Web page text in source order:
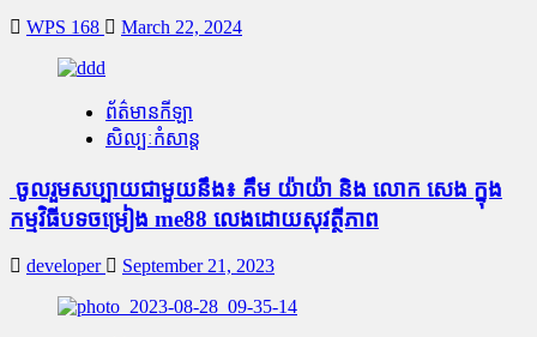
WPS 168 March 22, 2024
ព័ត៌មានកីឡា
សិល្បៈកំសាន្ត
ចូលរួមសប្បាយជាមួយនឹង៖ គឹម យ៉ាយ៉ា និង លោក សេង ក្នុង
កម្មវិធីបទចម្រៀង me88 លេងដោយសុវត្ថីភាព
developer September 21, 2023